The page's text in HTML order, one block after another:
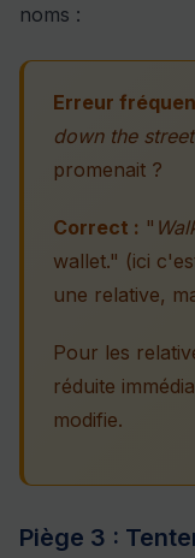
noms :
Erreur
down the street
promenait ?
Correct : "
wallet." (ici
une relative,
Pour les
réduite
modifie.
Piège 3 :